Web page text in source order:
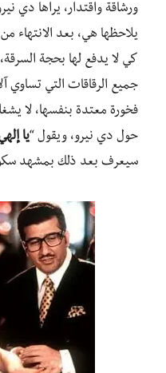
ورشاقة واقتدار، يراها دي
يلاحظها هي، بعد الانتهاء
كي لا يدفع لها بحجة
جميع الرقاقات التي تساوي
فخورة معتدة بنفسها، لا
حول دي نيرو، ويقول “يا
سيعرف بعد ذلك بمشهد